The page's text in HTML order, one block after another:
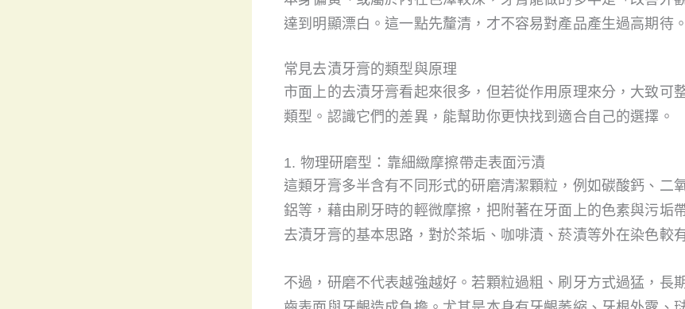
達到明顯漂白。這一點先釐清，才不容易對產品產生過高期待。
常見去漬牙膏的類型與原理
市面上的去漬牙膏看起來很多，但若從作用原理來分，大致可
類型。認識它們的差異，能幫助你更快找到適合自己的選擇。
1. 物理研磨型：靠細緻摩擦帶走表面污漬
這類牙膏多半含有不同形式的研磨清潔顆粒，例如碳酸鈣、二
鋁等，藉由刷牙時的輕微摩擦，把附著在牙面上的色素與污垢
去漬牙膏的基本思路，對於茶垢、咖啡漬、菸漬等外在染色較
不過，研磨不代表越強越好。若顆粒過粗、刷牙方式過猛，長